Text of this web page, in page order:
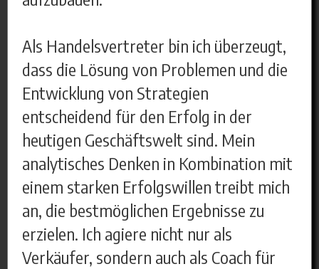
Als Handelsvertreter bin ich überzeugt,
dass die Lösung von Problemen und die
Entwicklung von Strategien
entscheidend für den Erfolg in der
heutigen Geschäftswelt sind. Mein
analytisches Denken in Kombination mit
einem starken Erfolgswillen treibt mich
an, die bestmöglichen Ergebnisse zu
erzielen. Ich agiere nicht nur als
Verkäufer, sondern auch als Coach für